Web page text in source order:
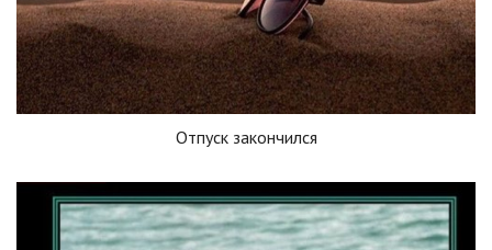
Отпуск закончился